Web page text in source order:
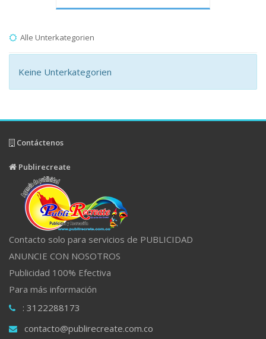
Alle Unterkategorien
Keine Unterkategorien
Contáctenos
Publirecreate
Contacto solo para servicios de PUBLICIDAD
ANUNCIE CON NOSOTROS
Publicidad 100% Efectiva
Para más información
: 3122288173
contacto@publirecreate.com.co